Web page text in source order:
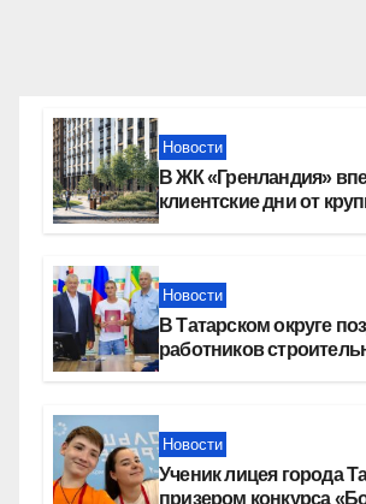
Новости
В ЖК «Гренландия»
клиентские дни от
Новости
В Татарском округе
работников
Новости
Ученик лицея города
призером конкурса